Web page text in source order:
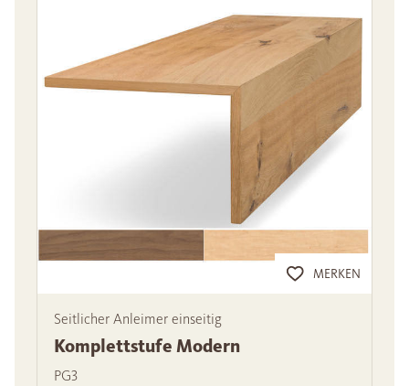
MERKEN
Seitlicher Anleimer einseitig
Komplettstufe Modern
PG3